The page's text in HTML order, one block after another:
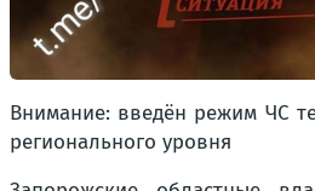
Внимание: введён режим ЧС
регионального уровня